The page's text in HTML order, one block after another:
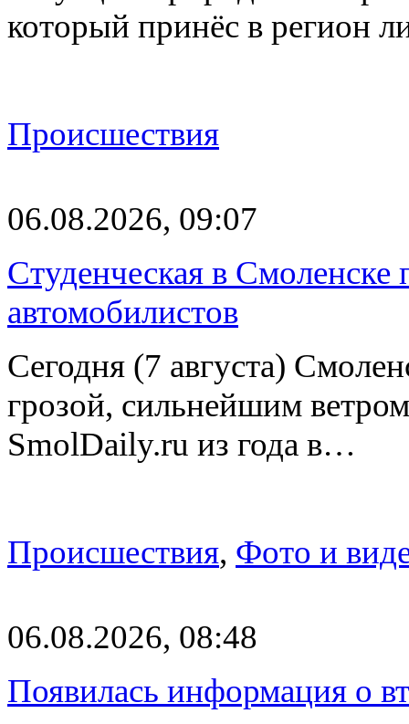
который принёс в регион
Происшествия
06.08.2026, 09:07
Студенческая в Смоленске
автомобилистов
Сегодня (7 августа)
грозой, сильнейшим
SmolDaily.ru из года в…
Происшествия, Фото и
06.08.2026, 08:48
Появилась информация о